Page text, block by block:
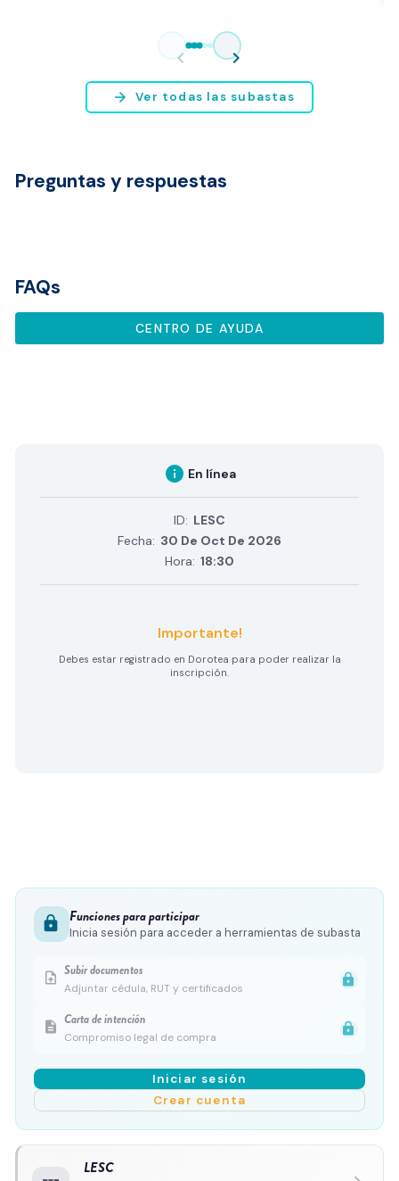
* Servicio disponible exclusivamente para inmuebles ubicados en
Bogotá y Medellín.
chevron_left chevron_right
arrow_forward Ver todas las subastas
Preguntas y respuestas
FAQs
CENTRO DE AYUDA
info En línea
ID: LESC
Fecha: 30 De Oct De 2026
Hora: 18:30
Importante!
Debes estar registrado en Dorotea para poder realizar la
inscripción.
lock Funciones para participar
Inicia sesión para acceder a herramientas de subasta
upload_file Subir documentos
Adjuntar cédula, RUT y certificados
lock
description Carta de intención
Compromiso legal de compra
lock
Iniciar sesión
Crear cuenta
LESC